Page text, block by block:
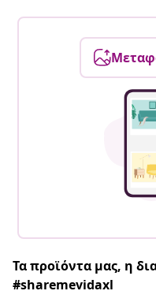
Τα προϊόντα μας, η
#sharemevidaxl